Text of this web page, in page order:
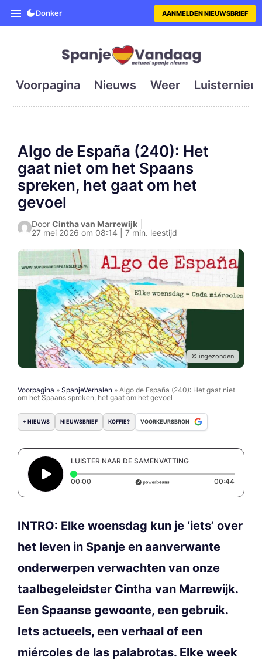
SpanjeVandaag is de eerste
Donker AANMELDEN NIEUWSBRIEF
Voorpagina Nieuws Weer
Algo de España (240): Het
gaat niet om het Spaans
spreken, het gaat om het
gevoel
Door Cintha van Marrewijk
27 mei 2026 om 08:14 | 7 min. leestijd
© ingezonden
Voorpagina » SpanjeVerhalen » Algo de España (240): Het gaat niet
om het Spaans spreken, het gaat om het gevoel
+ NIEUWS NIEUWSBRIEF KOFFIE? VOORKEURSBRON
LUISTER NAAR DE SAMENVATTING
00:00 Elapsed time: 0 seconds 00:44
INTRO: Elke woensdag kun je ‘iets’ over
het leven in Spanje en aanverwante
onderwerpen verwachten van onze
taalbegeleidster Cintha van Marrewijk.
Een Spaanse gewoonte, een gebruik.
Iets actueels, een verhaal of een
miércoles de las palabrotas. Elke week